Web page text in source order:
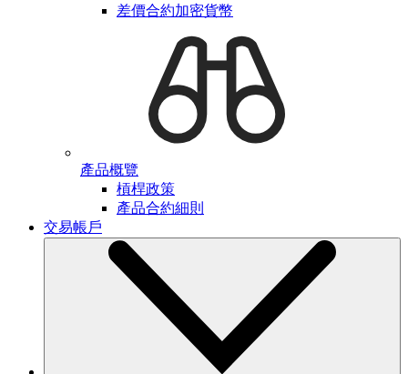
差價合約加密貨幣
產品概覽
槓桿政策
產品合約細則
交易帳戶